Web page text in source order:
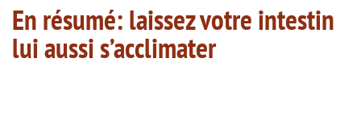
En résumé: laissez votre intestin
lui aussi s’acclimater